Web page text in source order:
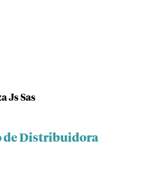
Js Sas
de Distribuidora